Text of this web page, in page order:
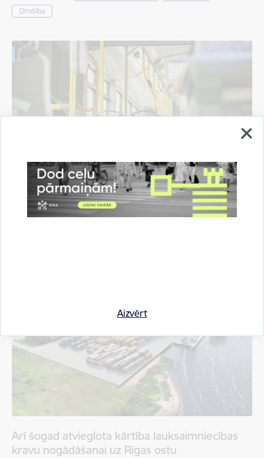
Aizvērt
Drošība
Norisinoties būvdarbiem, tiks slēgts 1.
trolejbusa maršruts; mainīsies arī auto
Arī šogad atvieglota kārtība lauksaimniecības
kravu nogādāšanai uz Rīgas ostu